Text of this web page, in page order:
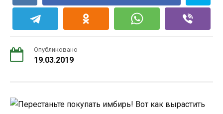
Опубликовано
19.03.2019